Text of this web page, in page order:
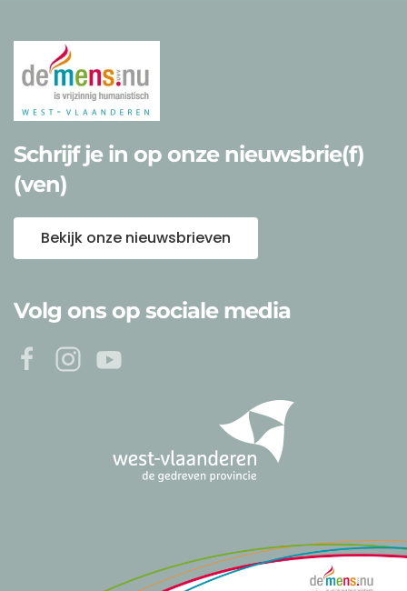
Schrijf je in op onze nieuwsbrie(f)
(ven)
Bekijk onze nieuwsbrieven
Volg ons op sociale media